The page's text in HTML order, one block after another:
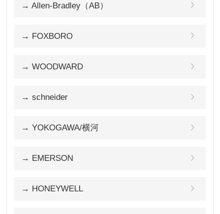
→ Allen-Bradley（AB）
→ FOXBORO
→ WOODWARD
→ schneider
→ YOKOGAWA/横河
→ EMERSON
→ HONEYWELL